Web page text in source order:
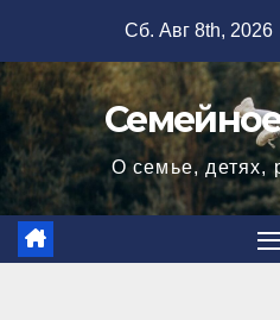
содержимому
Сб. Авг 8th, 2026
О семье, детях,